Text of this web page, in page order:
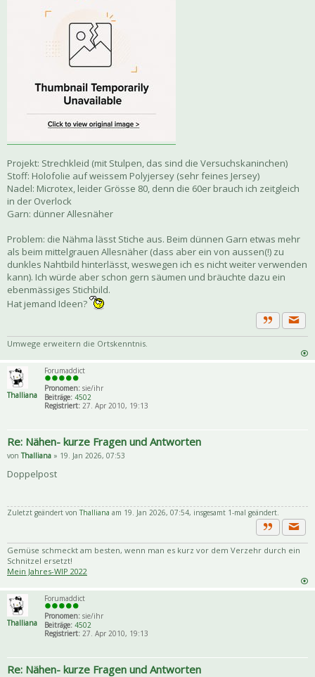
Projekt: Strechkleid (mit Stulpen, das sind die Versuchskaninchen)
Stoff: Holofolie auf weissem Polyjersey (sehr feines Jersey)
Nadel: Microtex, leider Grösse 80, denn die 60er brauch ich zeitgleich
in der Overlock
Garn: dünner Allesnäher
Problem: die Nähma lässt Stiche aus. Beim dünnen Garn etwas mehr
als beim mittelgrauen Allesnäher (dass aber ein von aussen(!) zu
dunkles Nahtbild hinterlässt, weswegen ich es nicht weiter verwenden
kann). Ich würde aber schon gern säumen und bräuchte dazu ein
ebenmässiges Stichbild.
Hat jemand Ideen?
Zitat
Umwege erweitern die Ortskenntnis.
Thalliana
Forumaddict
Pronomen: sie/ihr
Beiträge: 4502
Registriert: 27. Apr 2010, 19:13
Re: Nähen- kurze Fragen und Antworten
vonThalliana » 19. Jan 2026, 07:53
Doppelpost
Zuletzt geändert vonThalliana am 19. Jan 2026, 07:54, insgesamt 1-mal geändert.
Zitat
Gemüse schmeckt am besten, wenn man es kurz vor dem Verzehr durch ein
Schnitzel ersetzt!
Mein Jahres-WIP 2022
Thalliana
Forumaddict
Pronomen: sie/ihr
Beiträge: 4502
Registriert: 27. Apr 2010, 19:13
Re: Nähen- kurze Fragen und Antworten